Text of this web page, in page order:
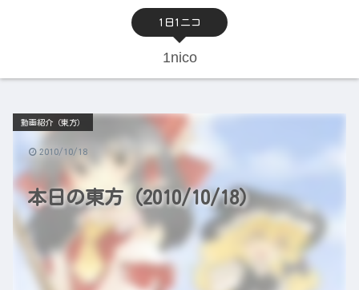
1日1ニコ
1nico
本日の東方（2010/10/18）
動画紹介（東方）
2010/10/18